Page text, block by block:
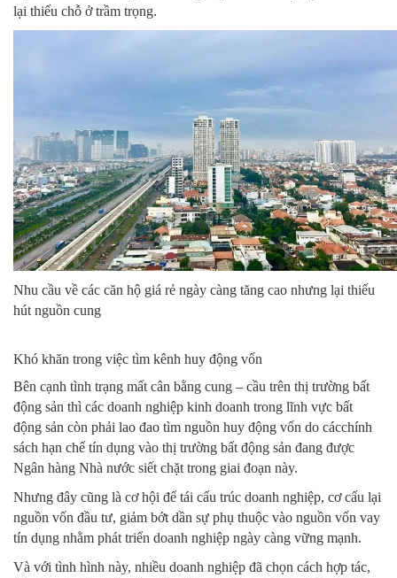
lại thiếu chỗ ở trầm trọng.
Nhu cầu về các căn hộ giá rẻ ngày càng tăng cao nhưng lại thiếu
hút nguồn cung
Khó khăn trong việc tìm kênh huy động vốn
Bên cạnh tình trạng mất cân bằng cung – cầu trên thị trường bất
động sản thì các doanh nghiệp kinh doanh trong lĩnh vực bất
động sản còn phải lao đao tìm nguồn huy động vốn do cácchính
sách hạn chế tín dụng vào thị trường bất động sản đang được
Ngân hàng Nhà nước siết chặt trong giai đoạn này.
Nhưng đây cũng là cơ hội để tái cấu trúc doanh nghiệp, cơ cấu lại
nguồn vốn đầu tư, giảm bớt dần sự phụ thuộc vào nguồn vốn vay
tín dụng nhằm phát triển doanh nghiệp ngày càng vững mạnh.
Và với tình hình này, nhiều doanh nghiệp đã chọn cách hợp tác,